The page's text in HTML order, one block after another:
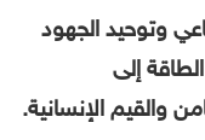
وتوحيد الجهود
إلى
والقيم الإنسانية.